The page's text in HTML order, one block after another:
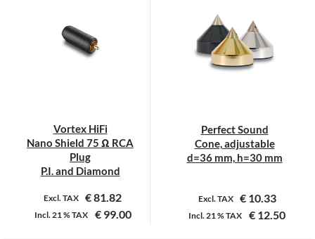
Deze
optie
de
productpagina
variaties.
Deze
optie
kan
de
productpagina
Vortex HiFi
Nano Shield 75 Ω RCA
Plug
P.I. and Diamond
Excl. TAX €81.82
Incl.21 %TAX €99.00
Perfect Sound
Cone, adjustable
d=36 mm, h=30 mm
Excl. TAX €10.33
Incl.21 %TAX € 12.50